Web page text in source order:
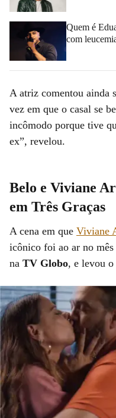
Quem é
com
A atriz comentou ainda
vez em que o casal se
incômodo porque tive
ex”, revelou.
Belo e Viviane
em Três Graças
A cena em que Viviane
icônico foi ao ar no mês
na TV Globo, e levou